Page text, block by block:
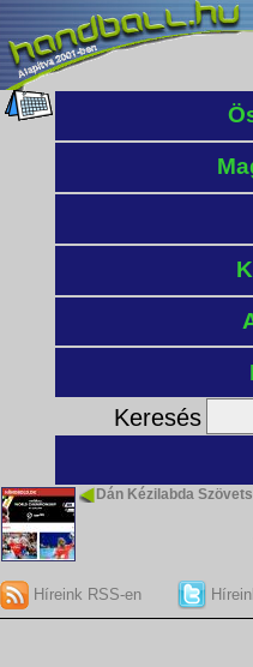
Keresés
Dán Kézilabda
Híreink RSS-en